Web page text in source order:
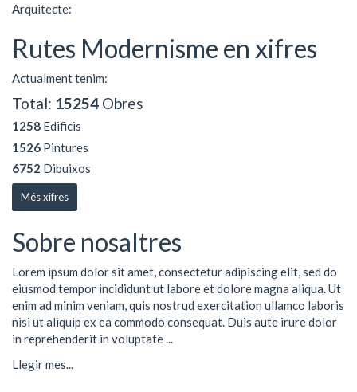
Arquitecte:
Rutes Modernisme en xifres
Actualment tenim:
Total: 15254 Obres
1258 Edificis
1526 Pintures
6752 Dibuixos
Més xifres
Sobre nosaltres
Lorem ipsum dolor sit amet, consectetur adipiscing elit, sed do
eiusmod tempor incididunt ut labore et dolore magna aliqua. Ut
enim ad minim veniam, quis nostrud exercitation ullamco laboris
nisi ut aliquip ex ea commodo consequat. Duis aute irure dolor
in reprehenderit in voluptate ...
Llegir mes...